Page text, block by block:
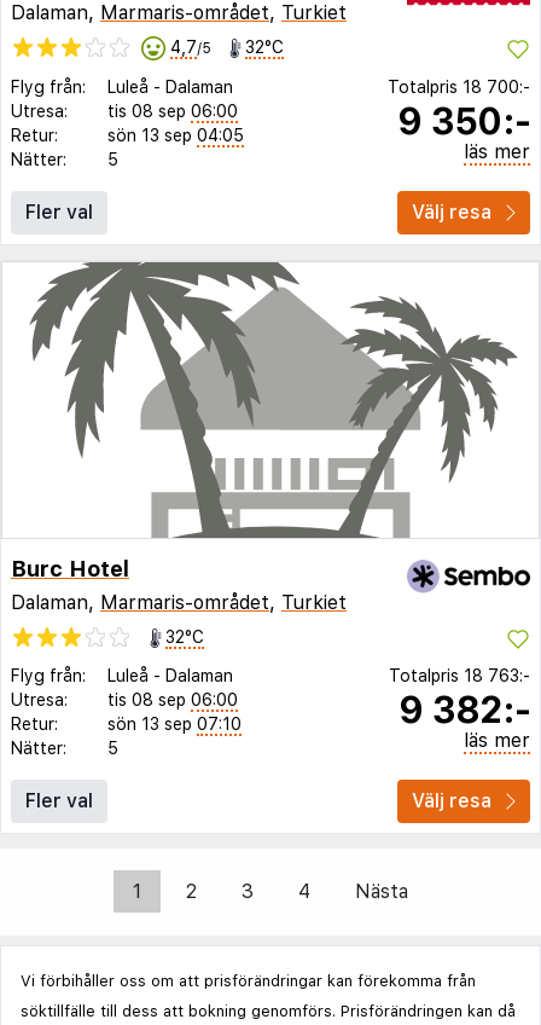
Dalaman, Marmaris-området, Turkiet
4,7/5 32°C
Flyg från: Luleå - Dalaman
Utresa:
tis 08 sep 06:00
Retur:
sön 13 sep 04:05
Nätter:
5
Totalpris 18 700:-
9 350:-
läs mer
Fler val Välj resa
Burc Hotel
Dalaman, Marmaris-området, Turkiet
32°C
Flyg från:
Luleå - Dalaman
Utresa:
tis 08 sep 06:00
Retur:
sön 13 sep 07:10
Nätter:
5
Totalpris 18 763:-
9 382:-
läs mer
Fler val Välj resa
1 2 3 4 Nästa
Vi förbihåller oss om att prisförändringar kan förekomma från
söktillfälle till dess att bokning genomförs. Prisförändringen kan då